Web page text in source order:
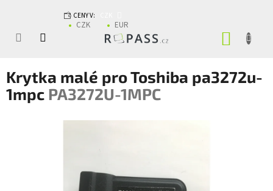
CENY V:
CZK EUR
Krytka malé pro Toshiba pa3272u-
1mpc PA3272U-1MPC